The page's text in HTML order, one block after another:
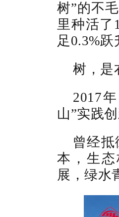
树”的不
里种活了
足0.3%跃
树，是
2017
山”实践创
曾经
本，生
展，绿水